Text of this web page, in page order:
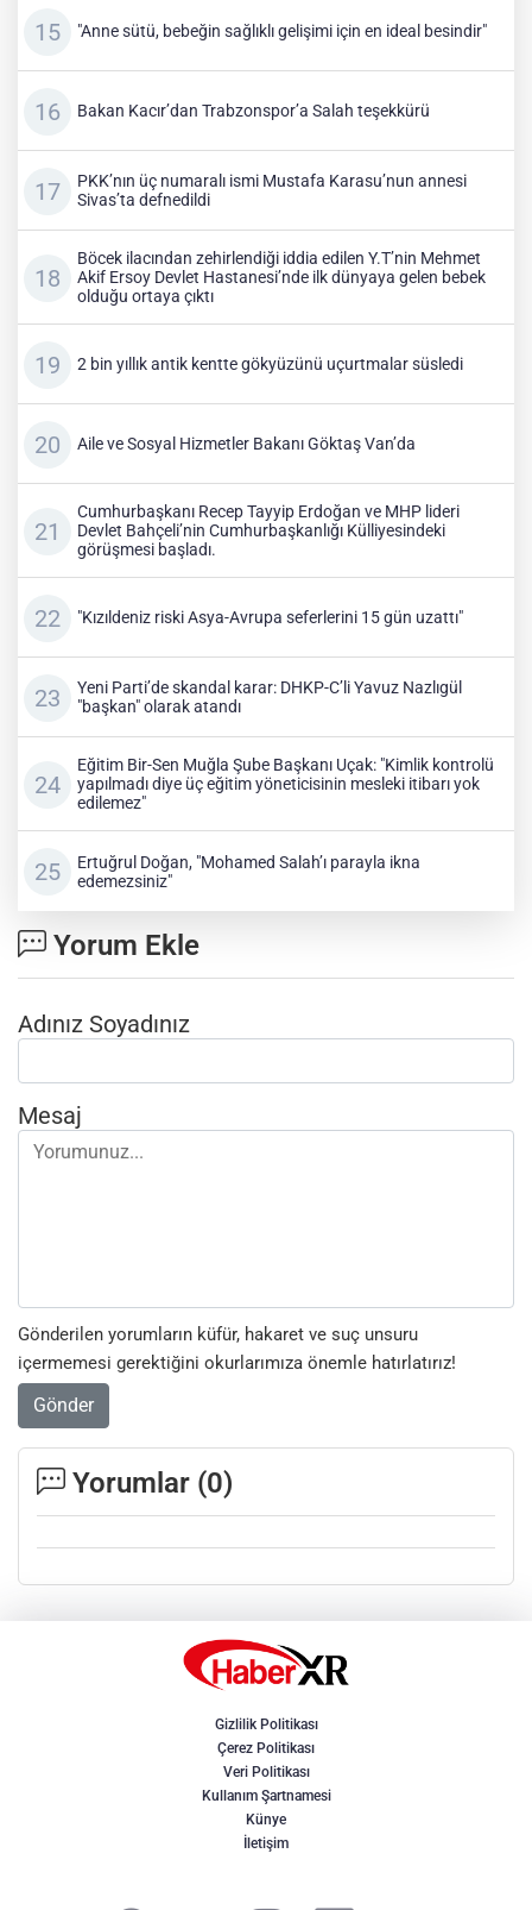
"Anne sütü, bebeğin sağlıklı gelişimi için en ideal besindir"
Bakan Kacır’dan Trabzonspor’a Salah teşekkürü
PKK’nın üç numaralı ismi Mustafa Karasu’nun annesi
Sivas’ta defnedildi
Böcek ilacından zehirlendiği iddia edilen Y.T’nin Mehmet
Akif Ersoy Devlet Hastanesi’nde ilk dünyaya gelen bebek
olduğu ortaya çıktı
2 bin yıllık antik kentte gökyüzünü uçurtmalar süsledi
Aile ve Sosyal Hizmetler Bakanı Göktaş Van’da
Cumhurbaşkanı Recep Tayyip Erdoğan ve MHP lideri
Devlet Bahçeli’nin Cumhurbaşkanlığı Külliyesindeki
görüşmesi başladı.
"Kızıldeniz riski Asya-Avrupa seferlerini 15 gün uzattı"
Yeni Parti’de skandal karar: DHKP-C’li Yavuz Nazlıgül
"başkan" olarak atandı
Eğitim Bir-Sen Muğla Şube Başkanı Uçak: "Kimlik kontrolü
yapılmadı diye üç eğitim yöneticisinin mesleki itibarı yok
edilemez"
Ertuğrul Doğan, "Mohamed Salah’ı parayla ikna
edemezsiniz"
Yorum Ekle
Adınız Soyadınız
Mesaj
Gönderilen yorumların küfür, hakaret ve suç unsuru
içermemesi gerektiğini okurlarımıza önemle hatırlatırız!
Gönder
Yorumlar (0)
Gizlilik Politikası
Çerez Politikası
Veri Politikası
Kullanım Şartnamesi
Künye
İletişim